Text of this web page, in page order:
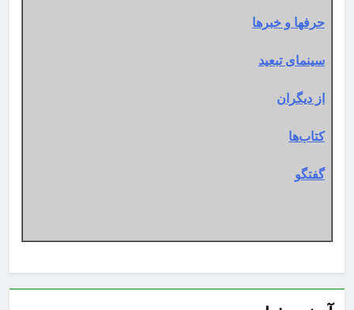
حرفها و خبرها
سینمای تبعید
از دیگران
کتاب‌ها
گفتگو